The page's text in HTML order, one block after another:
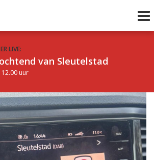
LIVE:
van Sleutelstad
12.00 uur
Sleutelstad
uur 1 van 0 Volgend uur